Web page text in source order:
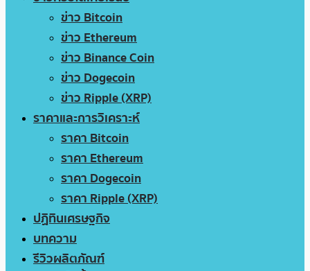
ข่าว Bitcoin
ข่าว Ethereum
ข่าว Binance Coin
ข่าว Dogecoin
ข่าว Ripple (XRP)
ราคาและการวิเคราะห์
ราคา Bitcoin
ราคา Ethereum
ราคา Dogecoin
ราคา Ripple (XRP)
ปฏิทินเศรษฐกิจ
บทความ
รีวิวผลิตภัณฑ์